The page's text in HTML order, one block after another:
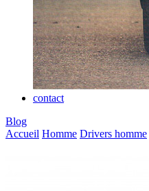
contact
Blog
Accueil Homme Drivers homme